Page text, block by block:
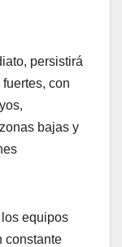
persistirá
con
bajas y
equipos
constante